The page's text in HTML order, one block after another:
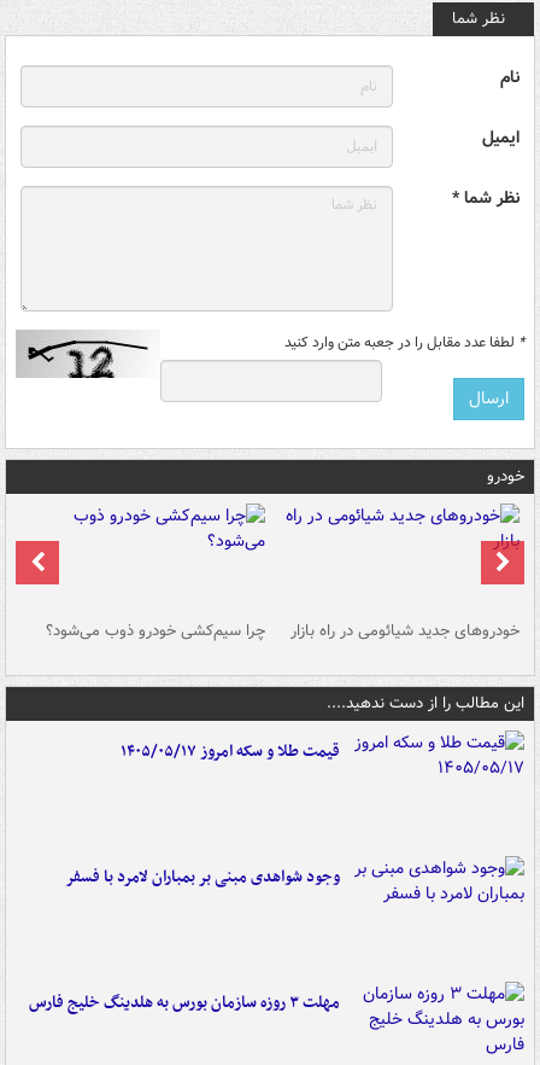
نظر شما
نام
ایمیل
نظر شما *
* لطفا عدد مقابل را در جعبه متن وارد کنید
خودرو
خودروهای جدید شیائومی در راه بازار چرا سیم‌کشی خودرو ذوب می‌شود؟
این مطالب را از دست ندهید....
قیمت طلا و سکه امروز ۱۴۰۵/۰۵/۱۷
وجود شواهدی مبنی بر بمباران لامرد با فسفر
مهلت ۳ روزه سازمان بورس به هلدینگ خلیج فارس